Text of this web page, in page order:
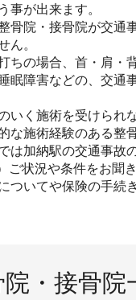
事が出来ます。
骨院・接骨院が交通
ん。
ちの場合、首・肩・
眠障害などの、交通
いく施術を受けられ
な施術経験のある整
は加納駅の交通事
ご状況や条件をお聞
ついてや保険の手続
・接骨院